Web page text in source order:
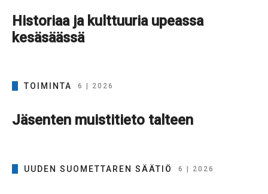
Historiaa ja kulttuuria upeassa
kesäsäässä
TOIMINTA 6 | 2026
Jäsenten muistitieto talteen
UUDEN SUOMETTAREN SÄÄTIÖ 6 | 2026